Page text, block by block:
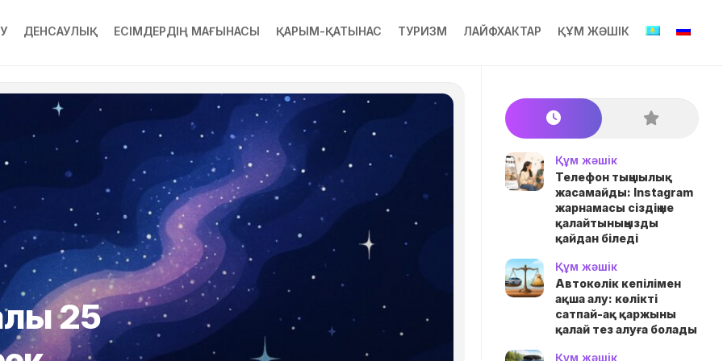
ДЕНСАУЛЫҚ ЕСІМДЕРДІҢ МАҒЫНАСЫ ҚАРЫМ-ҚАТЫНАС ТУРИЗМ ЛАЙФХАКТАР ҚҰМ ЖӘШІК
25
Құм жәшік
Телефон тыңшылық
жасамайды: Instagram
жарнамасы сіздің не
қалайтыныңызды
қайдан біледі
Құм жәшік
Автокөлік кепілімен
ақша алу: көлікті
сатпай-ақ қаржыны
қалай тез алуға болады
Құм жәшік